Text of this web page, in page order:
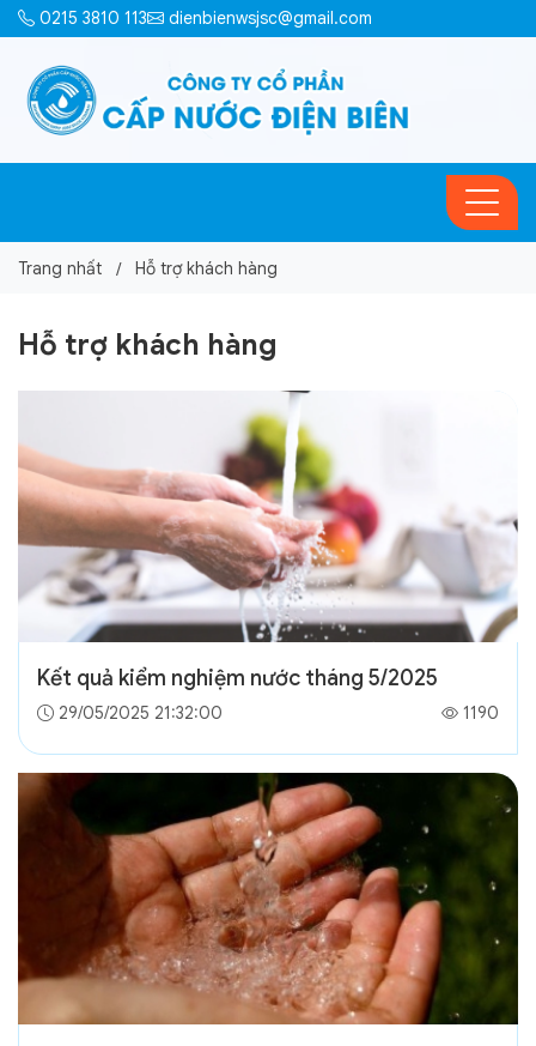
0215 3810 113 dienbienwsjsc@gmail.com
Trang nhất Hỗ trợ khách hàng
Hỗ trợ khách hàng
Kết quả kiểm nghiệm nước tháng 5/2025
29/05/2025 21:32:00 1190